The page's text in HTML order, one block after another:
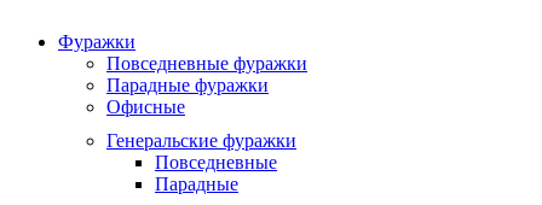
Фуражки
Повседневные фуражки
Парадные фуражки
Офисные
Генеральские фуражки
Повседневные
Парадные